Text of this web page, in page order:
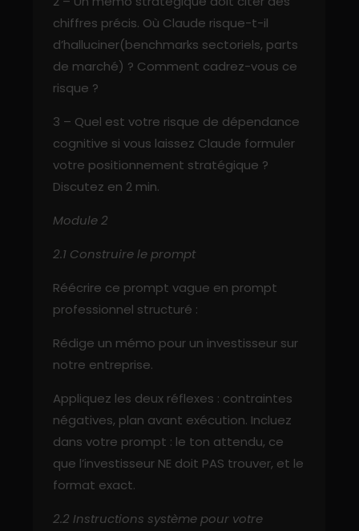
chiffres précis. Où Claude risque-t-il
d’halluciner(benchmarks sectoriels, parts
de marché) ? Comment cadrez-vous ce
risque ?
3 – Quel est votre risque de dépendance
cognitive si vous laissez Claude formuler
votre positionnement stratégique ?
Discutez en 2 min.
Module 2
2.1 Construire le prompt
Réécrire ce prompt vague en prompt
professionnel structuré :
Rédige un mémo pour un investisseur sur
notre entreprise.
Appliquez les deux réflexes : contraintes
négatives, plan avant exécution. Incluez
dans votre prompt : le ton attendu, ce
que l’investisseur NE doit PAS trouver, et le
format exact.
2.2 Instructions système pour votre